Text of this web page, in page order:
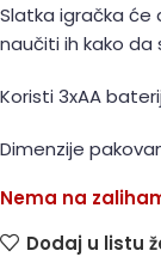
Slatka igračka
naučiti ih kako da
Koristi 3xAA
Dimenzije
Nema na
Dodaj u listu